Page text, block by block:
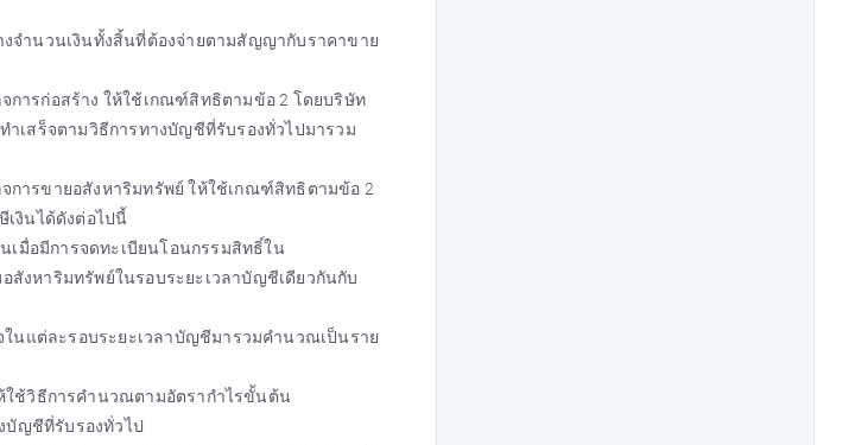
งจำนวนเงินทั้งสิ้นที่ต้องจ่ายตามสัญญากับราคาขาย
ารก่อสร้าง ให้ใช้เกณฑ์สิทธิตามข้อ 2 โดยบริษัท
เสร็จตามวิธีการทางบัญชีที่รับรองทั่วไปมารวม
การขายอสังหาริมทรัพย์ ให้ใช้เกณฑ์สิทธิตามข้อ 2
งินได้ดังต่อไปนี้
เมื่อมีการจดทะเบียนโอนกรรมสิทธิ์ใน
สังหาริมทรัพย์ในรอบระยะเวลาบัญชีเดียวกันกับ
นแต่ละรอบระยะเวลาบัญชีมารวมคำนวณเป็นราย
ใช้วิธีการคำนวณตามอัตรากำไรขั้นต้น
บัญชีที่รับรองทั่วไป